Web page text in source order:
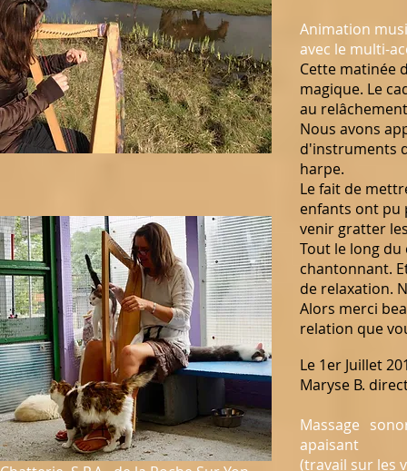
Animation
avec le multi-
Cette matinée
magique. Le
au
Nous avons
d'instruments
harpe.
Le fait de
enfants ont pu
venir gratter
Tout le long
chantonnant.
de relaxation.
Alors merci
relation que
Le 1er Juillet
Maryse B.
Massage
apaisant
(travail sur les